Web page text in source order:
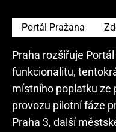
Portál Pražana
Praha rozšiřuje
funkcionalitu,
místního poplatku ze
provozu pilotní fáze
Praha 3, další